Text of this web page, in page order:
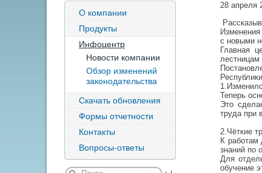
О компании
Продукты
Инфоцентр
Новости компании
Обзор изменений
законодательства
Скачать обновления
Формы отчетности
Контакты
Вопросы-ответы
28 апреля
с новыми
Главная
лестницам
Теперь
Это
труда при
2.Чёткие
К работам
знаний по
Для
обучение